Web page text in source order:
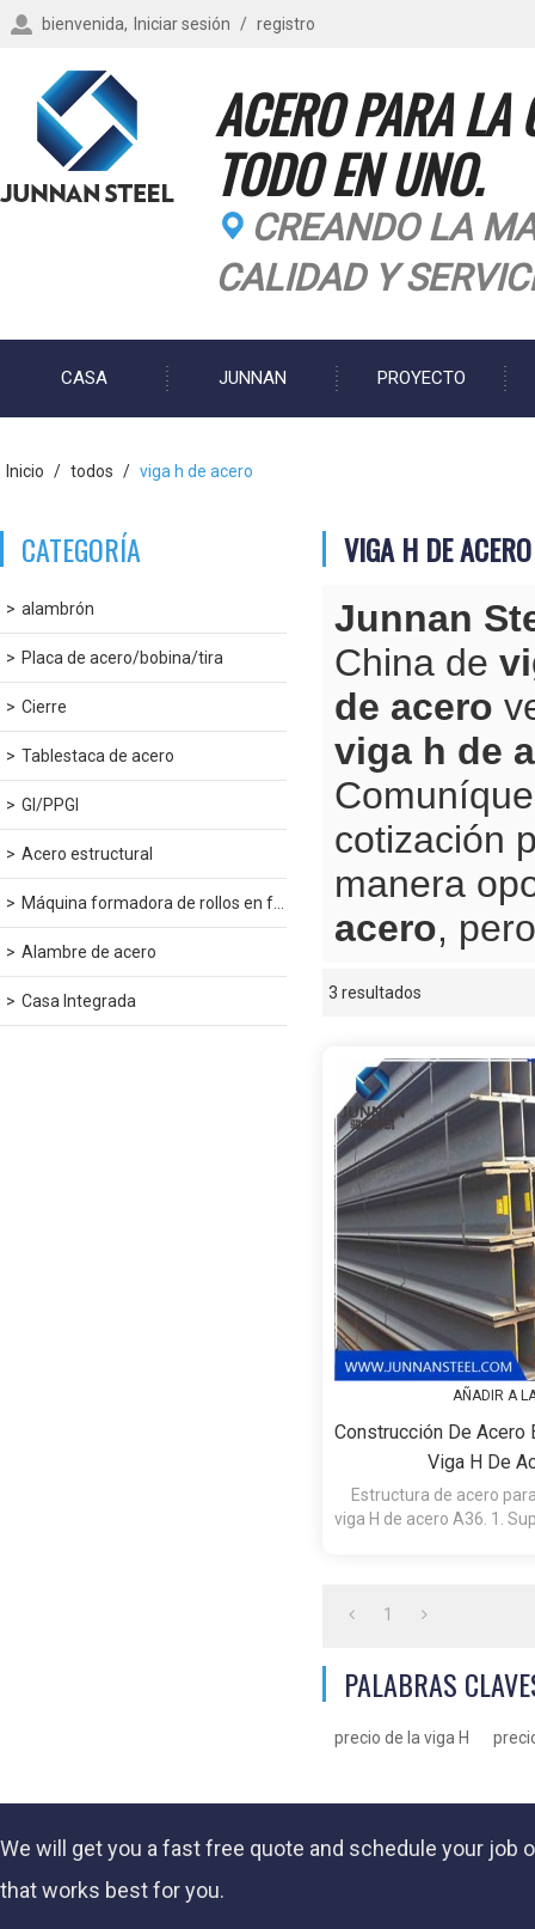
bienvenida, Iniciar sesión / registro
ACERO PARA LA
TODO EN UNO.
CREANDO LA
CALIDAD Y
CASA JUNNAN PROYECTO
Inicio / todos / viga h de acero
CATEGORÍA
alambrón
Placa de acero/bobina/tira
Cierre
Tablestaca de acero
GI/PPGI
Acero estructural
Máquina formadora de rollos en frío
Alambre de acero
Casa Integrada
VIGA H DE ACERO
Junnan
China de
de acero
viga h de
cotización
manera
acero,
3 resultados
AÑADIR A
Construcción De Acero
Viga H De
Estructura de acero
viga H de acero A36. 1.
1
PALABRAS
precio de la viga H
We will get you a fastfree quote and schedule your job
that works best for you.